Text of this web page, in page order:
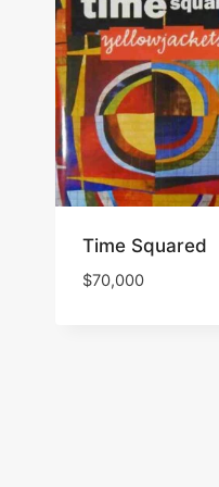
Time Squared
$70,000